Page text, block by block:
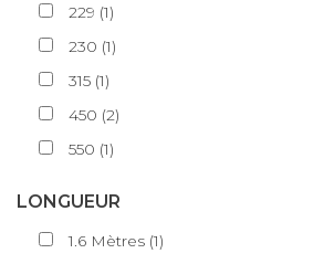
229 (1)
230 (1)
315 (1)
450 (2)
550 (1)
LONGUEUR
1.6 Mètres (1)